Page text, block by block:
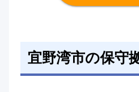
宜野湾市の保守